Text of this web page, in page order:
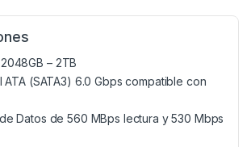
– 2TB
(SATA3) 6.0 Gbps compatible con
Datos de 560 MBps lectura y 530 Mbps